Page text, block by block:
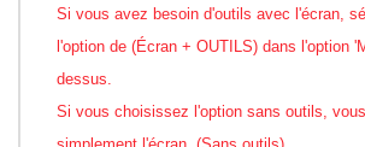
Si vous avez besoin d'outils avec l'écran,
l'option de (Écran + OUTILS) dans l'option
dessus.
Si vous choisissez l'option sans outils,